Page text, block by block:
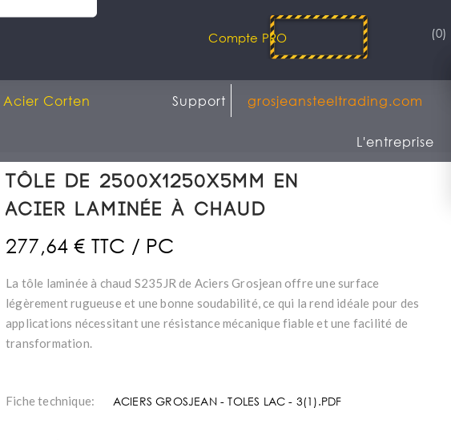
Compte PRO (0)
Acier Corten grosjeansteeltrading.com
Support
L'entreprise
Tôle de 2500x1250x5mm en
acier laminée à chaud
277,64 € TTC / PC
La tôle laminée à chaud S235JR de Aciers Grosjean offre une surface
légèrement rugueuse et une bonne soudabilité, ce qui la rend idéale pour des
applications nécessitant une résistance mécanique fiable et une facilité de
transformation.
Fiche technique: ACIERS GROSJEAN - TOLES LAC - 3(1).PDF